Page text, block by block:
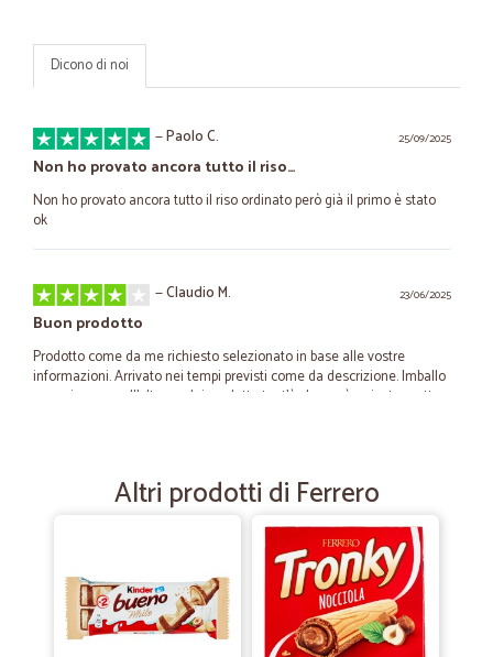
Dicono di noi
25/09/2025
—Paolo C.
Non ho provato ancora tutto il riso…
Non ho provato ancora tutto il riso ordinato però già il primo è stato
ok
23/06/2025
—Claudio M.
Buon prodotto
Prodotto come da me richiesto selezionato in base alle vostre
informazioni. Arrivato nei tempi previsti come da descrizione. Imballo
precario e non all’altezza dei prodotto tant’è che ne è arrivato 1 rotto.
Tutto bene
Tutto bene, consegna puntuale e merce come da ordine
08/07/2021
—Antonio T.
Buona scelta di prodotti
Altri prodotti di Ferrero